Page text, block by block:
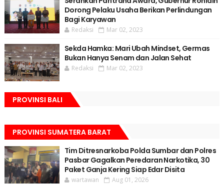
Dorong Pelaku Usaha Berikan Perlindungan
Bagi Karyawan
Redaksi Mar 02, 2023
Sekda Hamka: Mari Ubah Mindset, Germas
Bukan Hanya Senam dan Jalan Sehat
Redaksi Mar 02, 2023
PROVINSI BALI
PROVINSI SUMATERA BARAT
Tim Ditresnarkoba Polda Sumbar dan Polres
Pasbar Gagalkan Peredaran Narkotika, 30
Paket Ganja Kering Siap Edar Disita
wartawan Aug 01, 2026